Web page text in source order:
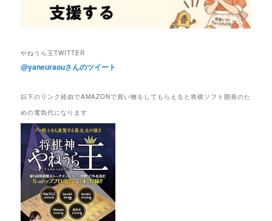
やねうら王TWITTER
@yaneuraouさんのツイート
以下のリンク経由でAMAZONで買い物をしてもらえると将棋ソフト開発のた
めの電気代になります